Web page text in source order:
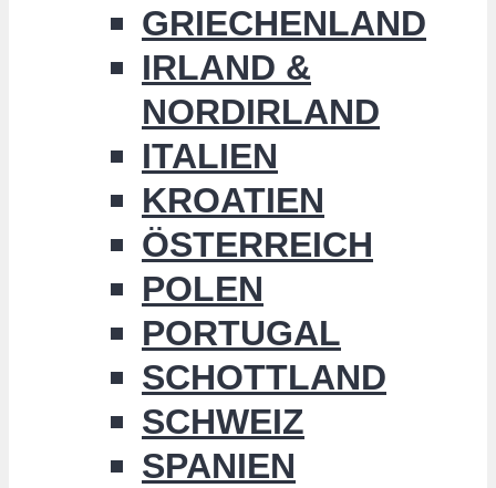
GRIECHENLAND
IRLAND &
NORDIRLAND
ITALIEN
KROATIEN
ÖSTERREICH
POLEN
PORTUGAL
SCHOTTLAND
SCHWEIZ
SPANIEN